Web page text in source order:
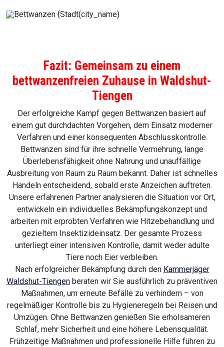
Fazit: Gemeinsam zu einem
bettwanzenfreien Zuhause in Waldshut-
Tiengen
Der erfolgreiche Kampf gegen Bettwanzen basiert auf
einem gut durchdachten Vorgehen, dem Einsatz moderner
Verfahren und einer konsequenten Abschlusskontrolle.
Bettwanzen sind für ihre schnelle Vermehrung, lange
Überlebensfähigkeit ohne Nahrung und unauffällige
Ausbreitung von Raum zu Raum bekannt. Daher ist schnelles
Handeln entscheidend, sobald erste Anzeichen auftreten.
Unsere erfahrenen Partner analysieren die Situation vor Ort,
entwickeln ein individuelles Bekämpfungskonzept und
arbeiten mit erprobten Verfahren wie Hitzebehandlung und
gezieltem Insektizideinsatz. Der gesamte Prozess
unterliegt einer intensiven Kontrolle, damit weder adulte
Tiere noch Eier verbleiben.
Nach erfolgreicher Bekämpfung durch den Kammerjäger
Waldshut-Tiengen beraten wir Sie ausführlich zu präventiven
Maßnahmen, um erneute Befälle zu verhindern – von
regelmäßiger Kontrolle bis zu Hygieneregeln bei Reisen und
Umzügen. Ohne Bettwanzen genießen Sie erholsameren
Schlaf, mehr Sicherheit und eine höhere Lebensqualität.
Frühzeitige Maßnahmen und professionelle Hilfe führen zu